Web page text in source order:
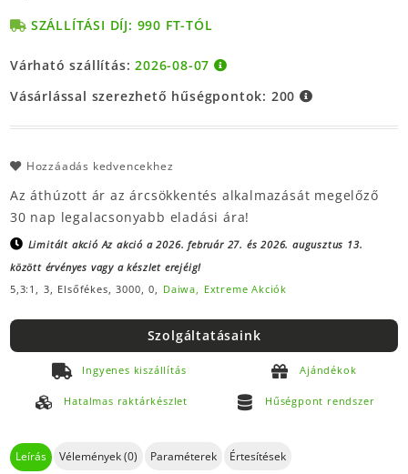
SZÁLLÍTÁSI DÍJ: 990 FT-TÓL
Várható szállítás:2026-08-07
Vásárlással szerezhető hűségpontok: 200
Hozzáadás kedvencekhez
Az áthúzott ár az árcsökkentés alkalmazását megelőző
30 nap legalacsonyabb eladási ára!
Limitált akcióAz akció a 2026. február 27. és 2026. augusztus 13.
között érvényes vagy a készlet erejéig!
5,3:1, 3, Elsőfékes, 3000, 0, Daiwa, Extreme Akciók
Szolgáltatásaink
Ingyenes kiszállítás Ajándékok
Hatalmas raktárkészlet Hűségpont rendszer
Leírás Vélemények (0) Paraméterek Értesítések